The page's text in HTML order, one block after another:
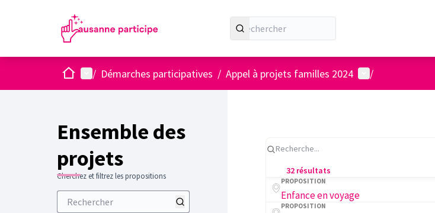
AccueilMenu principal
/ Démarches participatives / Appel à projets familles 2024 Menu utilisateur
/
Ensemble des
projets
Cherchez et filtrez les propositions
32 résultats
PROPOSITION
Enfance en voyage
PROPOSITION